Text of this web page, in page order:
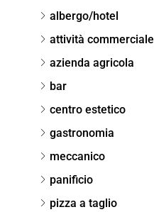
albergo/hotel
attività commerciale
azienda agricola
bar
centro estetico
gastronomia
meccanico
panificio
pizza a taglio